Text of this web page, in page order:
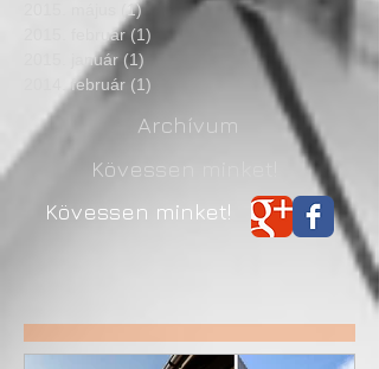
(1)1 bejegyzés
2015. február (1) 1 bejegyzés
2015. január (1)
2014. február (1)
Archívum
Kövessen minket!
Kövessen minket!